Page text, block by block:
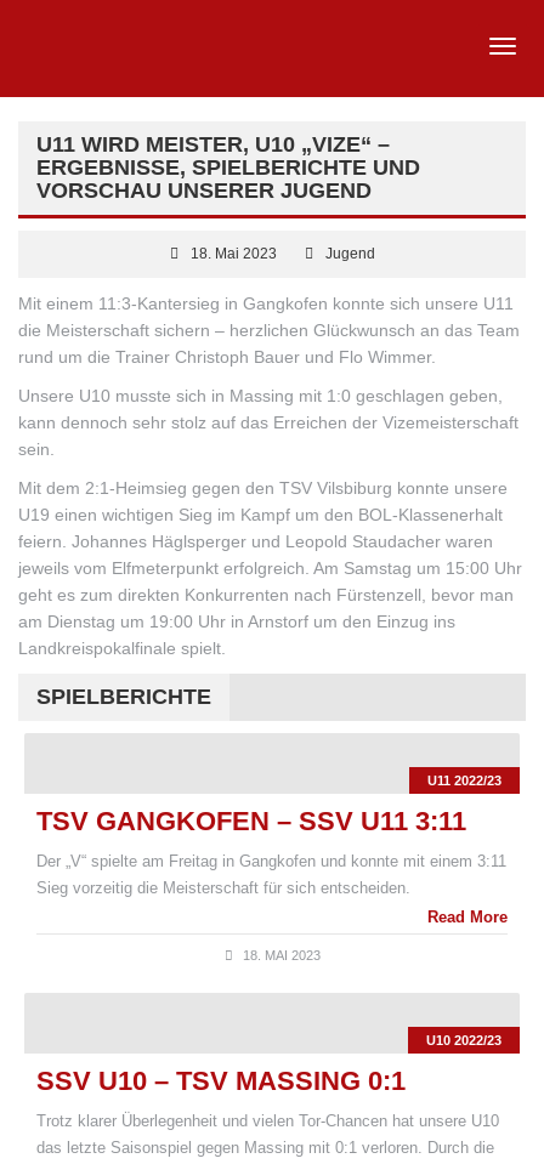
U11 WIRD MEISTER, U10 „VIZE“ –
ERGEBNISSE, SPIELBERICHTE UND
VORSCHAU UNSERER JUGEND
18. Mai 2023 Jugend
Mit einem 11:3-Kantersieg in Gangkofen konnte sich unsere U11
die Meisterschaft sichern – herzlichen Glückwunsch an das Team
rund um die Trainer Christoph Bauer und Flo Wimmer.
Unsere U10 musste sich in Massing mit 1:0 geschlagen geben,
kann dennoch sehr stolz auf das Erreichen der Vizemeisterschaft
sein.
Mit dem 2:1-Heimsieg gegen den TSV Vilsbiburg konnte unsere
U19 einen wichtigen Sieg im Kampf um den BOL-Klassenerhalt
feiern. Johannes Häglsperger und Leopold Staudacher waren
jeweils vom Elfmeterpunkt erfolgreich. Am Samstag um 15:00 Uhr
geht es zum direkten Konkurrenten nach Fürstenzell, bevor man
am Dienstag um 19:00 Uhr in Arnstorf um den Einzug ins
Landkreispokalfinale spielt.
SPIELBERICHTE
U11 2022/23
TSV GANGKOFEN – SSV U11 3:11
Der „V“ spielte am Freitag in Gangkofen und konnte mit einem 3:11
Sieg vorzeitig die Meisterschaft für sich entscheiden.
Read More
18. MAI 2023
U10 2022/23
SSV U10 – TSV MASSING 0:1
Trotz klarer Überlegenheit und vielen Tor-Chancen hat unsere U10
das letzte Saisonspiel gegen Massing mit 0:1 verloren. Durch die